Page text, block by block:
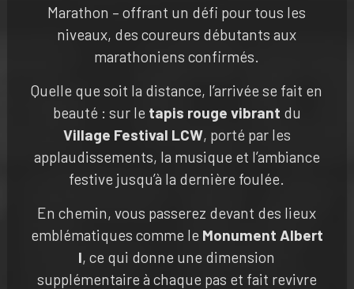
Marathon – offrant un défi pour tous les
niveaux, des coureurs débutants aux
marathoniens confirmés.
Quelle que soit la distance, l’arrivée se fait en
beauté : sur le tapis rouge vibrant du
Village Festival LCW, porté par les
applaudissements, la musique et l’ambiance
festive jusqu’à la dernière foulée.
En chemin, vous passerez devant des lieux
emblématiques comme le Monument Albert
I, ce qui donne une dimension
supplémentaire à chaque pas et fait revivre